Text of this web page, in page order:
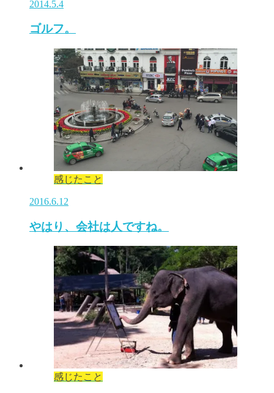
2014.5.4
ゴルフ。
感じたこと
2016.6.12
やはり、会社は人ですね。
感じたこと